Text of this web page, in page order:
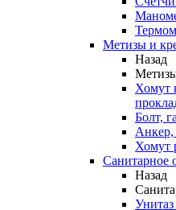
Метизы и
Назад
Хомут
Болт,
Хомут
Санитарное
Назад